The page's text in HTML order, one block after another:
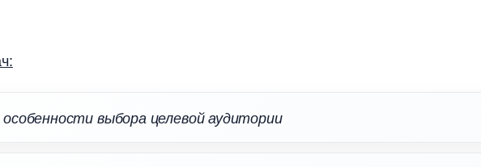
выбора целевой аудитории